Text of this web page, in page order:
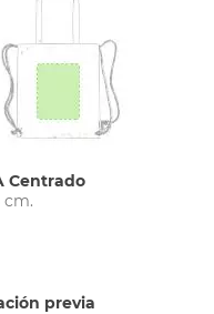
Centrado
cm.
previa